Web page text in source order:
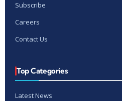
Subscribe
Careers
Contact Us
Top Categories
Latest News